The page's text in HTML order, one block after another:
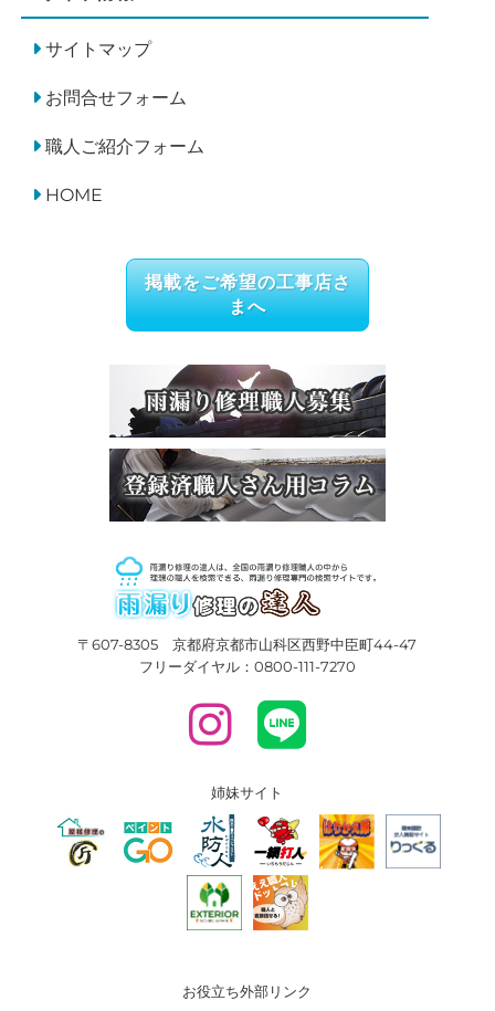
サイトマップ
お問合せフォーム
職人ご紹介フォーム
HOME
掲載をご希望の工事店さ
まへ
〒607-8305 京都府京都市山科区西野中臣町44-47
フリーダイヤル：0800-111-7270
姉妹サイト
お役立ち外部リンク